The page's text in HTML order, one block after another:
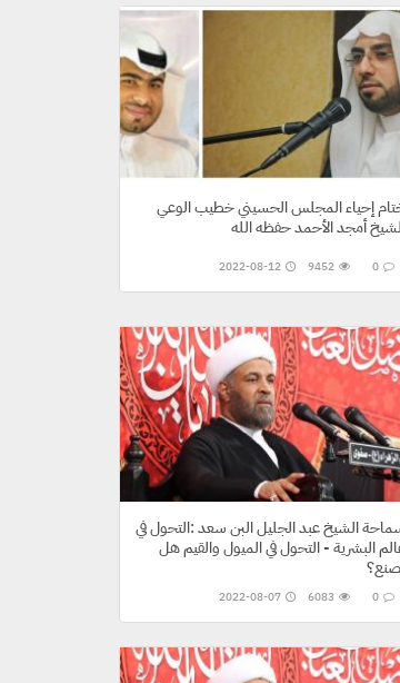
إحياء المجلس الحسيني خطيب الوعي
أمجد الأحمد حفظه الله
2022-08-12 0
9452
الشيخ عبد الجليل البن سعد :التحول في
البشرية - التحول في الميول والقيم هل
2022-08-07 0